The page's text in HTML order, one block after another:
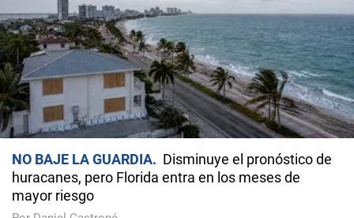
NO BAJE LA GUARDIA
Disminuye el pronóstico de
huracanes, pero Florida entra en los meses de
mayor riesgo